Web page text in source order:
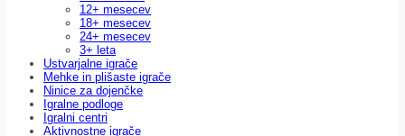
12+ mesecev
18+ mesecev
24+ mesecev
3+ leta
Ustvarjalne igrače
Mehke in plišaste igrače
Ninice za dojenčke
Igralne podloge
Igralni centri
Aktivnostne igrače